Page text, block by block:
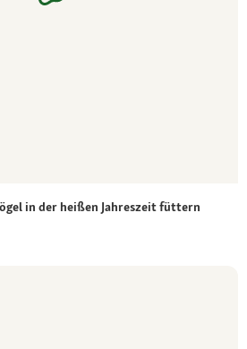
in der heißen Jahreszeit füttern